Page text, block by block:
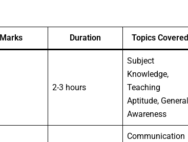
Marks Duration Topics Covered
2-3 hours
Subject
Knowledge,
Teaching
Aptitude, General
Awareness
Communication